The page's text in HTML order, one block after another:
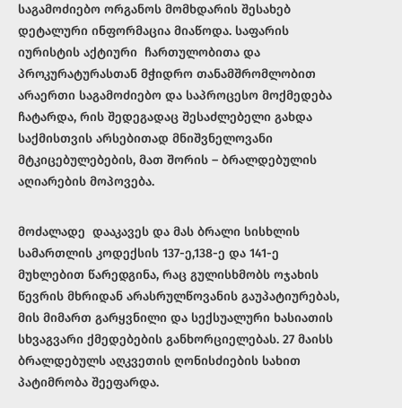
საგამოძიებო ორგანოს მომხდარის შესახებ
დეტალური ინფორმაცია მიაწოდა. საფარის
იურისტის აქტიური ჩართულობითა და
პროკურატურასთან მჭიდრო თანამშრომლობით
არაერთი საგამოძიებო და საპროცესო მოქმედება
ჩატარდა, რის შედეგადაც შესაძლებელი გახდა
საქმისთვის არსებითად მნიშვნელოვანი
მტკიცებულებების, მათ შორის – ბრალდებულის
აღიარების მოპოვება.
მოძალადე დააკავეს და მას ბრალი სისხლის
სამართლის კოდექსის 137-ე,138-ე და 141-ე
მუხლებით წარედგინა, რაც გულისხმობს ოჯახის
წევრის მხრიდან არასრულწოვანის გაუპატიურებას,
მის მიმართ გარყვნილი და სექსუალური ხასიათის
სხვაგვარი ქმედებების განხორციელებას. 27 მაისს
ბრალდებულს აღკვეთის ღონისძიების სახით
პატიმრობა შეეფარდა.